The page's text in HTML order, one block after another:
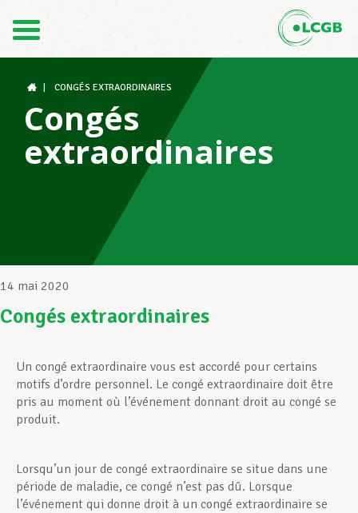
DE
Le LCGB
Structures syndicales
Assistance au Travail
Assistance en vie privée
Développement professionnel
CONGÉS EXTRAORDINAIRES
Congés
extraordinaires
14 mai 2020
Congés extraordinaires
Un congé extraordinaire vous est accordé pour certains
motifs d’ordre personnel. Le congé extraordinaire doit être
pris au moment où l’événement donnant droit au congé se
produit.
Lorsqu’un jour de congé extraordinaire se situe dans une
période de maladie, ce congé n’est pas dû. Lorsque
l’événement qui donne droit à un congé extraordinaire se